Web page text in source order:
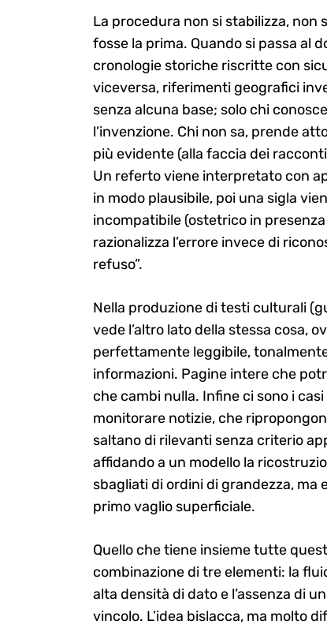
La procedura non si stabilizza, non
fosse la prima. Quando si passa al
cronologie storiche riscritte con
viceversa, riferimenti geografici
senza alcuna base; solo chi
l’invenzione. Chi non sa, prende
più evidente (alla faccia dei
Un referto viene interpretato con
in modo plausibile, poi una sigla
incompatibile (ostetrico in
razionalizza l’errore invece di
refuso”.
Nella produzione di testi culturali
vede l’altro lato della stessa cosa,
perfettamente leggibile,
informazioni. Pagine intere che
che cambi nulla. Infine ci sono i
monitorare notizie, che
saltano di rilevanti senza criterio
affidando a un modello la
sbagliati di ordini di grandezza, ma
primo vaglio superficiale.
Quello che tiene insieme tutte
combinazione di tre elementi: la
alta densità di dato e l’assenza di
vincolo. L’idea bislacca, ma molto
Search
for: